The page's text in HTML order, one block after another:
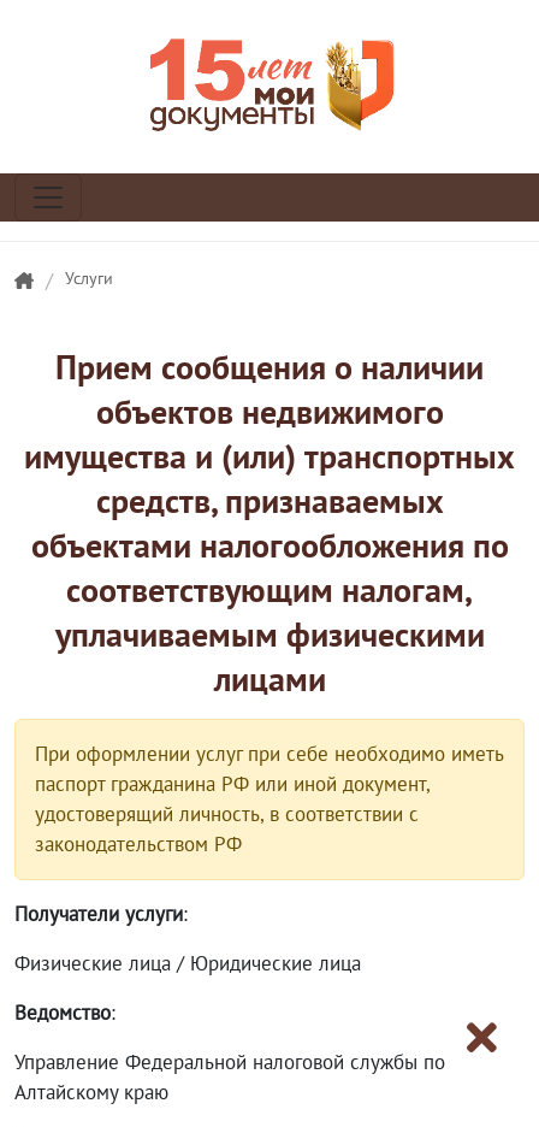
/ Услуги
Прием сообщения о наличии
объектов недвижимого
имущества и (или) транспортных
средств, признаваемых
объектами налогообложения по
соответствующим налогам,
уплачиваемым физическими
лицами
При оформлении услуг при себе необходимо иметь
паспорт гражданина РФ или иной документ,
удостоверящий личность, в соответствии с
законодательством РФ
Получатели услуги:
Физические лица / Юридические лица
Ведомство:
Управление Федеральной налоговой службы по
Алтайскому краю